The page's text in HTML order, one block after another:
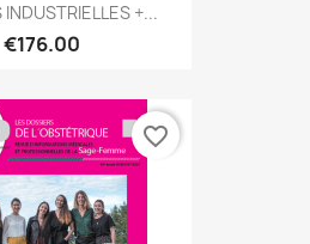
INDUSTRIELLES +...
€176.00
favorite_border